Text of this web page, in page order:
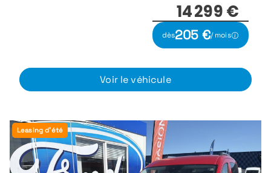
14 299 €
dès205 €/ mois
Voir le véhicule
Leasing d'été